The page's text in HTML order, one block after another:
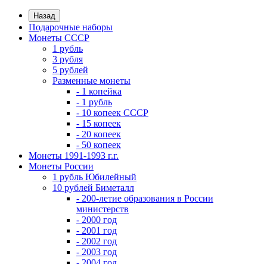
Назад
Подарочные наборы
Монеты СССР
1 рубль
3 рубля
5 рублей
Разменные монеты
- 1 копейка
- 1 рубль
- 10 копеек СССР
- 15 копеек
- 20 копеек
- 50 копеек
Монеты 1991-1993 г.г.
Монеты России
1 рубль Юбилейный
10 рублей Биметалл
- 200-летие образования в России
министерств
- 2000 год
- 2001 год
- 2002 год
- 2003 год